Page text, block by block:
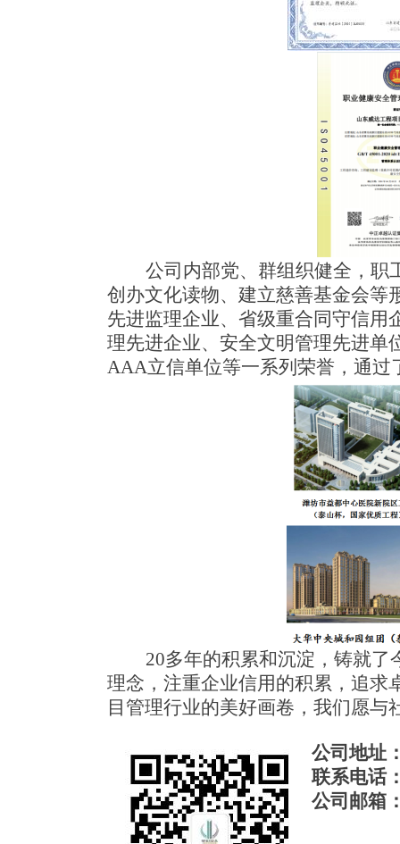
公司内部党、群组织健全，职
创办文化读物、建立慈善基金会等
先进监理企业、省级重合同守信用
理先进企业、安全文明管理先进单
AAA立信单位等一系列荣誉 ，通
20多年的积累和沉淀，铸就了
理念，注重企业信用的积累，追求
目管理行业的美好画卷，我们愿
公司地址
联系电话
公司邮箱